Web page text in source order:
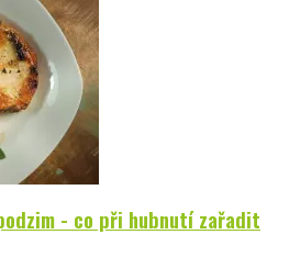
- co při hubnutí zařadit